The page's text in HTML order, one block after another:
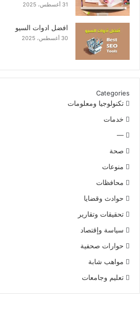
31 أغسطس، 2025
افضل ادوات السيو
30 أغسطس، 2025
Categories
تكنولوجيا ومعلومات
خدمات
—
صحة
منوعات
محافظات
حوادث وقضايا
تحقيقات وتقارير
سياسة وإقتصاد
حوارات صحفية
مواهب شابة
تعليم وجامعات